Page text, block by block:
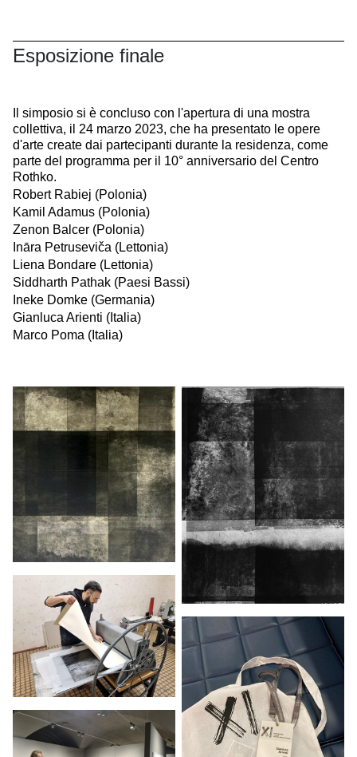
Esposizione finale
Il simposio si è concluso con l'apertura di una mostra
collettiva, il 24 marzo 2023, che ha presentato le opere
d'arte create dai partecipanti durante la residenza, come
parte del programma per il 10° anniversario del Centro
Rothko.
Robert Rabiej (Polonia)
Kamil Adamus (Polonia)
Zenon Balcer (Polonia)
Ināra Petruseviča (Lettonia)
Liena Bondare (Lettonia)
Siddharth Pathak (Paesi Bassi)
Ineke Domke (Germania)
Gianluca Arienti (Italia)
Marco Poma (Italia)